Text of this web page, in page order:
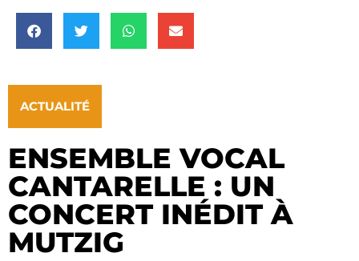
ACTUALITÉ
ENSEMBLE VOCAL
CANTARELLE : UN
CONCERT INÉDIT À
MUTZIG